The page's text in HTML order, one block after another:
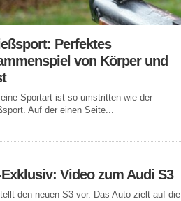
Perfektes
von Körper und
Sportart ist so umstritten wie der
Auf der einen Seite...
Video zum Audi S3
den neuen S3 vor. Das Auto zielt auf die